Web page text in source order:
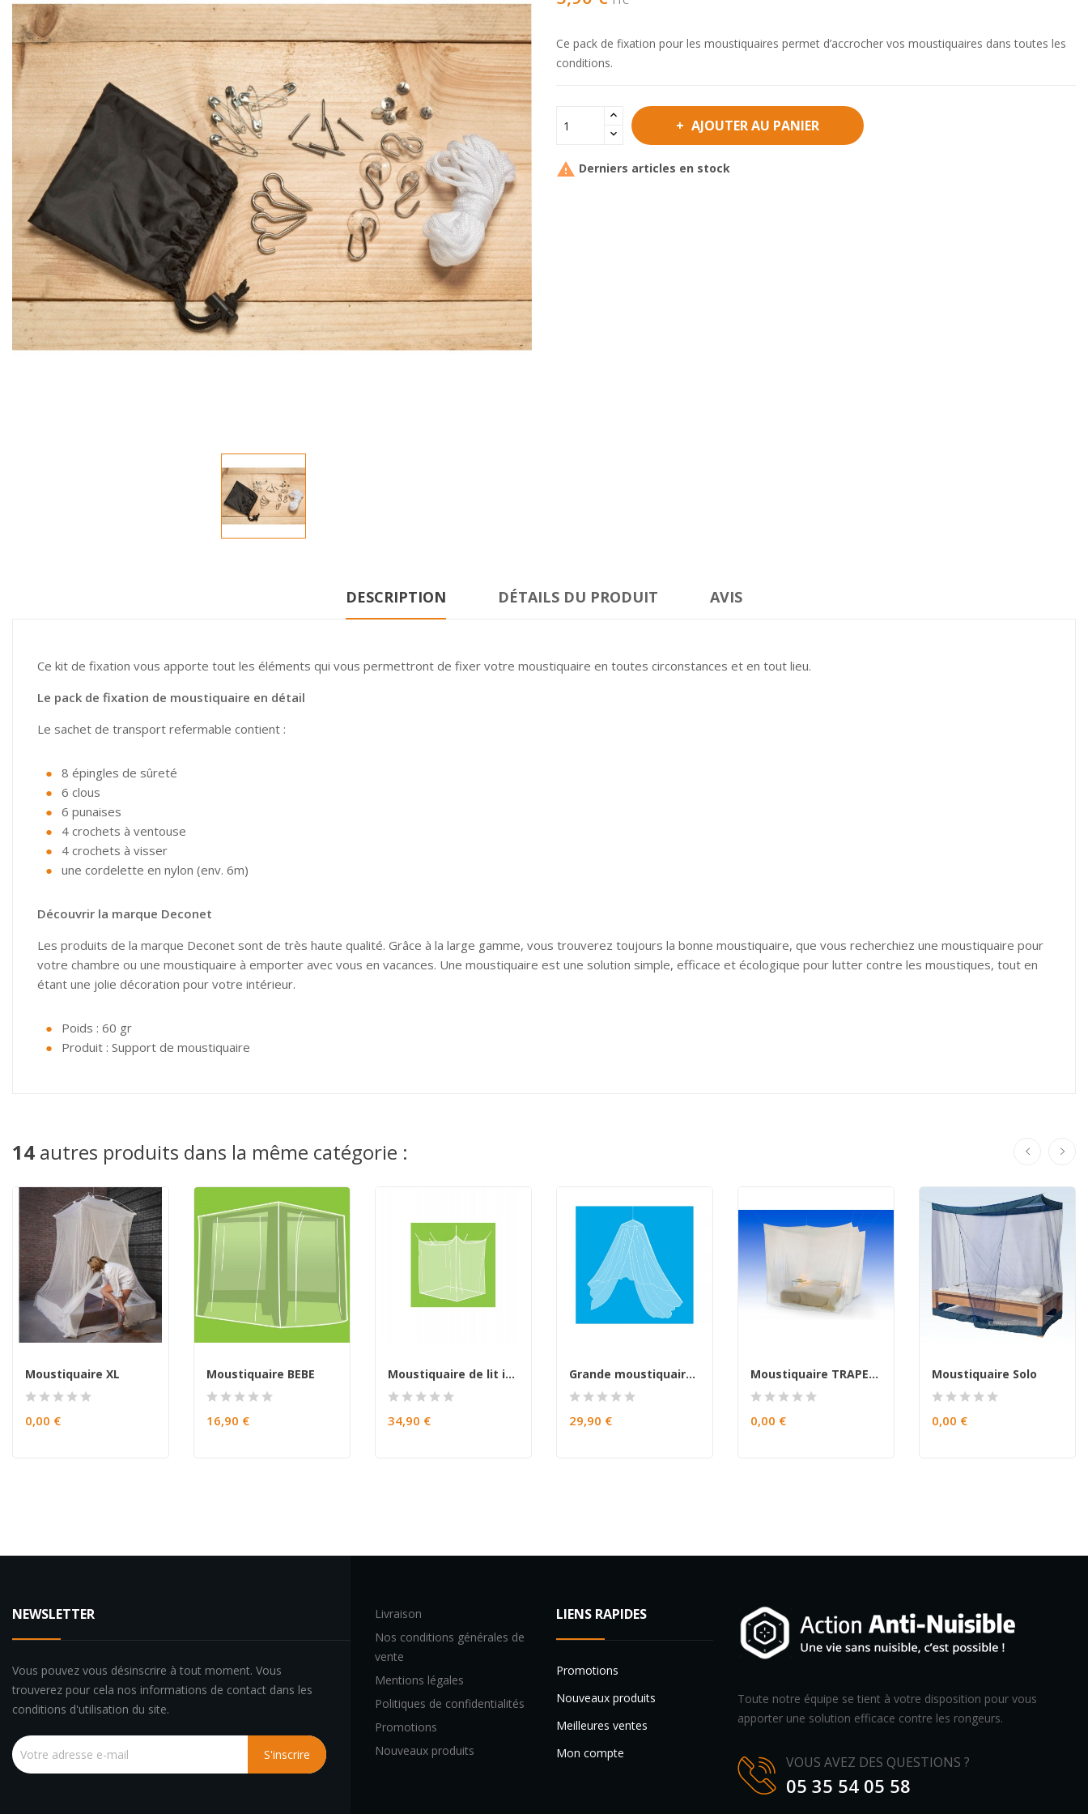
Ce pack de fixation pour les moustiquaires permet d’accrocher vos moustiquaires dans toutes les
conditions.
AJOUTER AU PANIER
 Derniers articles en stock
DESCRIPTION DÉTAILS DU PRODUIT AVIS
Ce kit de fixation vous apporte tout les éléments qui vous permettront de fixer votre moustiquaire en toutes circonstances et en tout lieu.
Le pack de fixation de moustiquaire en détail
Le sachet de transport refermable contient :
8 épingles de sûreté
6 clous
6 punaises
4 crochets à ventouse
4 crochets à visser
une cordelette en nylon (env. 6m)
Découvrir la marque Deconet
Les produits de la marque Deconet sont de très haute qualité. Grâce à la large gamme, vous trouverez toujours la bonne moustiquaire, que vous recherchiez une moustiquaire pour
votre chambre ou une moustiquaire à emporter avec vous en vacances. Une moustiquaire est une solution simple, efficace et écologique pour lutter contre les moustiques, tout en
étant une jolie décoration pour votre intérieur.
Poids : 60 gr
Produit : Support de moustiquaire
14 autres produits dans la même catégorie :
Moustiquaire XL
0,00 €
Moustiquaire BEBE
16,90 €
Moustiquaire de lit imprégnée CABIN 1
34,90 €
Grande moustiquaire de voyage TOTEM non imprégnée
29,90 €
Moustiquaire TRAPEZIUM
0,00 €
Moustiquaire Solo
0,00 €
NEWSLETTER
Vous pouvez vous désinscrire à tout moment. Vous
trouverez pour cela nos informations de contact dans les
conditions d'utilisation du site.
Livraison
Nos conditions générales de
vente
Mentions légales
Politiques de confidentialités
Promotions
Nouveaux produits
LIENS RAPIDES
Promotions
Nouveaux produits
Meilleures ventes
Mon compte
Toute notre équipe se tient à votre disposition pour vous
apporter une solution efficace contre les rongeurs.
VOUS AVEZ DES QUESTIONS ?
05 35 54 05 58